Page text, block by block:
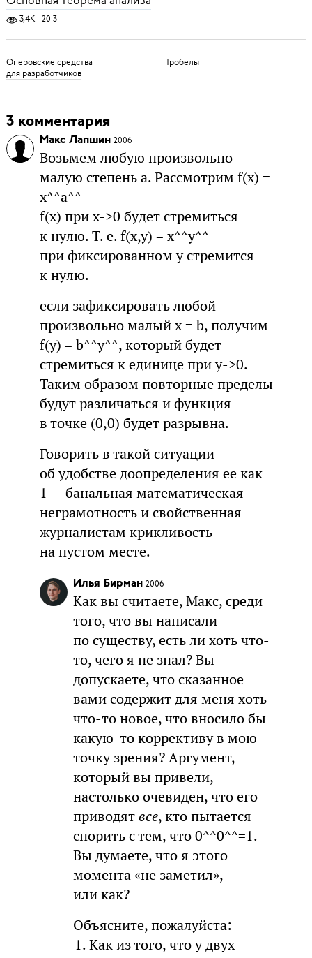
3,4K 2013
Оперовские средства
для разработчиков
Пробелы
3 комментария
Макс Лапшин 2006
Возьмем любую произвольно
малую степень a. Рассмотрим f(x) =
x^^a^^
f(x) при x->0 будет стремиться
к нулю. Т. е. f(x,y) = x^^y^^
при фиксированном y стремится
к нулю.
если зафиксировать любой
произвольно малый x = b, получим
f(y) = b^^y^^, который будет
стремиться к единице при y->0.
Таким образом повторные пределы
будут различаться и функция
в точке (0,0) будет разрывна.
Говорить в такой ситуации
об удобстве доопределения ее как
1 — банальная математическая
неграмотность и свойственная
журналистам крикливость
на пустом месте.
Илья Бирман 2006
Как вы считаете, Макс, среди
того, что вы написали
по существу, есть ли хоть что-
то, чего я не знал? Вы
допускаете, что сказанное
вами содержит для меня хоть
что-то новое, что вносило бы
какую-то коррективу в мою
точку зрения? Аргумент,
который вы привели,
настолько очевиден, что его
приводятвсе, кто пытается
спорить с тем, что 0^^0^^=1.
Вы думаете, что я этого
момента «не заметил»,
или как?
Объясните, пожалуйста:
Как из того, что у двух